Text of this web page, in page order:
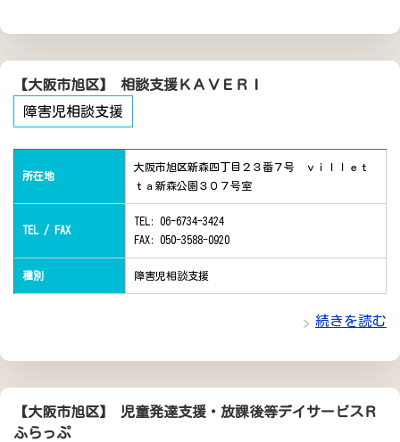
【大阪市旭区】 相談支援ＫＡＶＥＲＩ
障害児相談支援
所在地
大阪市旭区新森四丁目２３番７号 ｖｉｌｌｅｔ
ｔａ新森公園３０７号室
TEL / FAX
TEL: 06-6734-3424
FAX: 050-3588-0920
種別 障害児相談支援
続きを読む
【大阪市旭区】 児童発達支援・放課後等デイサービスＲ
ふらっぷ